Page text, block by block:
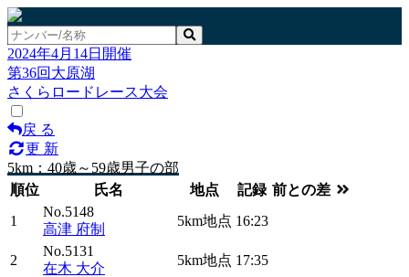
2024年4月14日開催
第36回大原湖
さくらロードレース大会
戻 る
更 新
5km：40歳～59歳男子の部
順位
氏名 地点 記録 前との差
1
No.5148
高津 府制
5km地点 16:23
2
No.5131
在木 大介
5km地点 17:35